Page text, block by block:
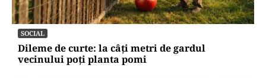
SOCIAL
Dileme de curte: la câți metri de gardul
vecinului poți planta pomi